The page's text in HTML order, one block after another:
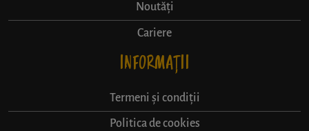
Noutăți
Cariere
INFORMAȚII
Termeni și condiții
Politica de cookies